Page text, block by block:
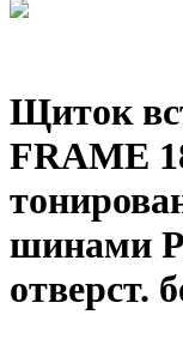
Щиток
FRAME
шинами
отверст.